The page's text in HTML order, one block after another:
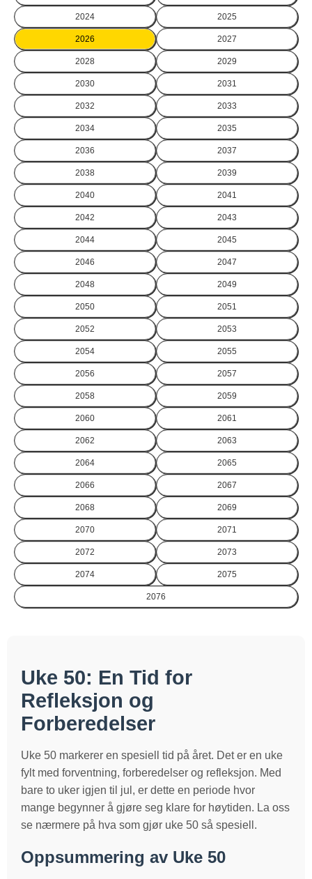
2024 2025
2026 2027
2028 2029
2030 2031
2032 2033
2034 2035
2036 2037
2038 2039
2040 2041
2042 2043
2044 2045
2046 2047
2048 2049
2050 2051
2052 2053
2054 2055
2056 2057
2058 2059
2060 2061
2062 2063
2064 2065
2066 2067
2068 2069
2070 2071
2072 2073
2074 2075
2076
Uke 50: En Tid for
Refleksjon og
Forberedelser
Uke 50 markerer en spesiell tid på året. Det er en uke
fylt med forventning, forberedelser og refleksjon. Med
bare to uker igjen til jul, er dette en periode hvor
mange begynner å gjøre seg klare for høytiden. La oss
se nærmere på hva som gjør uke 50 så spesiell.
Oppsummering av Uke 50